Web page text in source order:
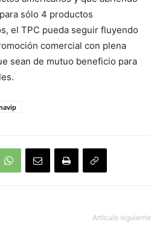
sólo 4 productos
el TPC pueda seguir fluyendo
comercial con plena
sean de mutuo beneficio para
Artículo siguiente